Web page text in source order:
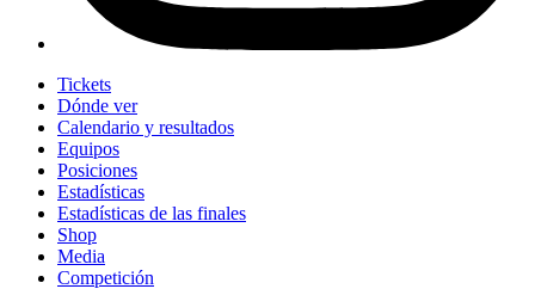
Tickets
Dónde ver
Calendario y resultados
Equipos
Posiciones
Estadísticas
Estadísticas de las finales
Shop
Media
Competición